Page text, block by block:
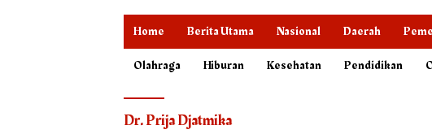
Home Berita Utama Nasional Daerah
Olahraga
Hiburan Kesehatan Pendidikan
Dr. Prija Djatmika